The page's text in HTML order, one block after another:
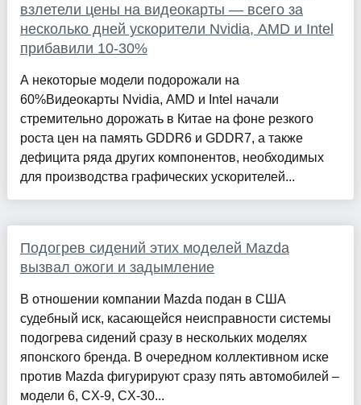
взлетели цены на видеокарты — всего за
несколько дней ускорители Nvidia, AMD и Intel
прибавили 10-30%
А некоторые модели подорожали на
60%Видеокарты Nvidia, AMD и Intel начали
стремительно дорожать в Китае на фоне резкого
роста цен на память GDDR6 и GDDR7, а также
дефицита ряда других компонентов, необходимых
для производства графических ускорителей...
Подогрев сидений этих моделей Mazda
вызвал ожоги и задымление
В отношении компании Mazda подан в США
судебный иск, касающейся неисправности системы
подогрева сидений сразу в нескольких моделях
японского бренда. В очередном коллективном иске
против Mazda фигурируют сразу пять автомобилей –
модели 6, CX-9, CX-30...